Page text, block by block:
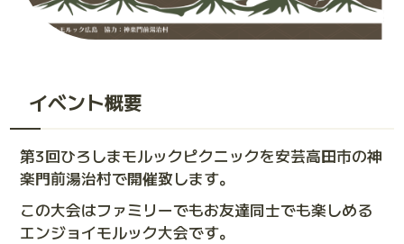
イベント概要
第3回ひろしまモルックピクニックを安芸高田市の神
楽門前湯治村で開催致します。
この大会はファミリーでもお友達同士でも楽しめる
エンジョイモルック大会です。